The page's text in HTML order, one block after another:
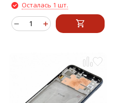
Осталась 1 шт.